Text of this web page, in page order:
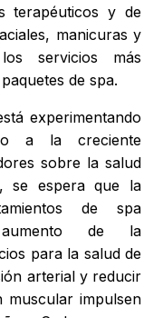
terapéuticos y de
manicuras y
servicios más
de spa.
experimentando
a la creciente
sobre la salud
se espera que la
de spa
de la
para la salud de
arterial y reducir
muscular impulsen